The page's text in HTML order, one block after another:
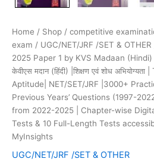
Home / Shop / competitive
exam / UGC/NET/JRF /SET & OTHER
2025 Paper 1 by KVS Madaan (Hindi) |
केवीएस मदान (हिंदी) |शिक्षण एवं शोध
Aptitude| NET/SET/JRF |3000+
Previous Years’ Questions (1997-
from 2022-2025 | Chapter-wise
Tests & 10 Full-Length Tests
MyInsights
UGC/NET/JRF /SET & OTHER
Unit-
Previous
Years’
Questions
(1997-
2022)
|
Fully
Solved
Papers
from
2025